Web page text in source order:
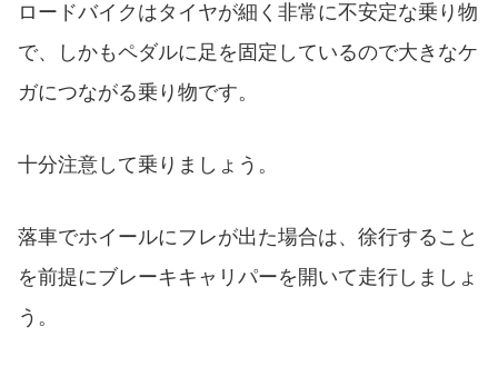
ロードバイクはタイヤが細く非常に不安定な乗り物
で、しかもペダルに足を固定しているので大きなケ
ガにつながる乗り物です。
十分注意して乗りましょう。
落車でホイールにフレが出た場合は、徐行すること
を前提にブレーキキャリパーを開いて走行しましょ
う。